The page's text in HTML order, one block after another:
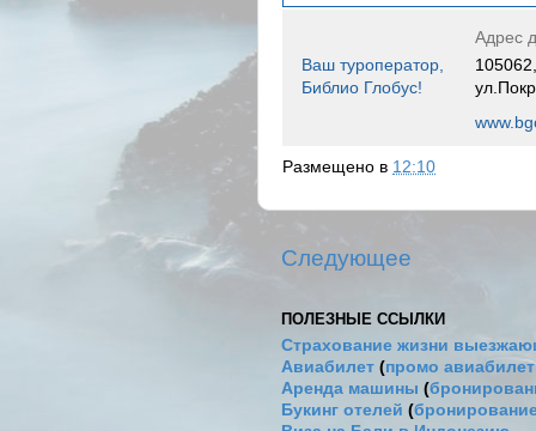
Адрес
Ваш туроператор,
Библио Глобус!
Размещено в 12:10
Следующее
ПОЛЕЗНЫЕ ССЫЛКИ
Страхование жизни
Авиабилет (промо
Аренда машины (
Букинг отелей (